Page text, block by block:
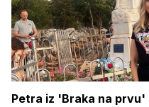
Petra iz 'Braka na